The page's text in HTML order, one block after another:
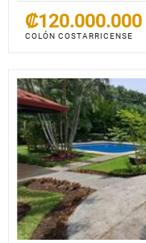
₡120.000.000
COLÓN COSTARRICENSE